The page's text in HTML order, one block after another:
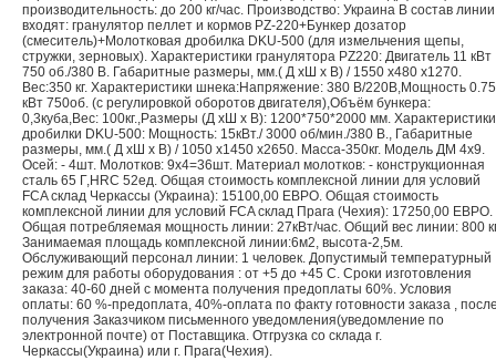
производительность: до 200 кг/час. Производство: Украина В состав линии
входят: гранулятор пеллет и кормов PZ-220+Бункер дозатор
(смеситель)+Молотковая дробилка DKU-500 (для измельчения щепы,
стружки, зерновых). Характеристики гранулятора PZ220: Двигатель 11 кВт
750 об./380 В. Габаритные размеры, мм.( Д хШ х В) / 1550 х480 х1270.
Вес:350 кг. Характеристики шнека:Напряжение: 380 В/220B,Мощность 0.75
кВт 750об. (с регулировкой оборотов двигателя),Объём бункера:
0,3куба,Вес: 100кг.,Размеры (Д хШ х В): 1200*750*2000 мм. Характеристики
дробилки DKU-500: Мощность: 15кВт./ 3000 об/мин./380 В., Габаритные
размеры, мм.( Д хШ х В) / 1050 х1450 х2650. Масса-350кг. Модель ДМ 4х9.
Осей: - 4шт. Молотков: 9х4=36шт. Материал молотков: - конструкционная
сталь 65 Г,HRC 52ед. Общая стоимость комплексной линии для условий
FCA склад Черкассы (Украина): 15100,00 ЕВРО. Общая стоимость
комплексной линии для условий FCA склад Прага (Чехия): 17250,00 ЕВРО.
Общая потребляемая мощность линии: 27кВт/час. Общий вес линии: 800
Занимаемая площадь комплексной линии:6м2, высота-2,5м.
Обслуживающий персонал линии: 1 человек. Допустимый температурный
режим для работы оборудования : от +5 до +45 С. Сроки изготовления
заказа: 40-60 дней с момента получения предоплаты 60%. Условия
оплаты: 60 %-предоплата, 40%-оплата по факту готовности заказа ,
получения Заказчиком письменного уведомления(уведомление по
электронной почте) от Поставщика. Отгрузка со склада г.
Черкассы(Украина) или г. Прага(Чехия).